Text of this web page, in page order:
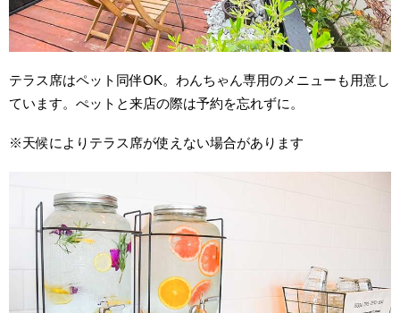
テラス席はペット同伴OK。わんちゃん専用のメニューも用意し
ています。ぺットと来店の際は予約を忘れずに。
※天候によりテラス席が使えない場合があります